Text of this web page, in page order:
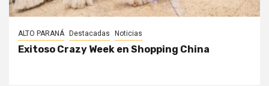
ALTO PARANÁ Destacadas Noticias
Exitoso Crazy Week en Shopping China